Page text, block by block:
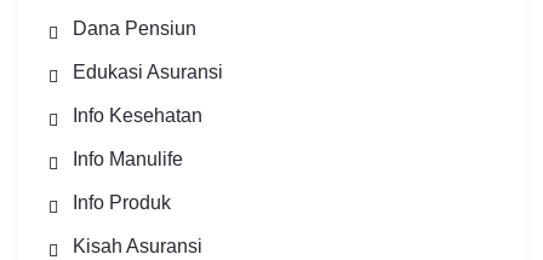
Dana Pensiun
Edukasi Asuransi
Info Kesehatan
Info Manulife
Info Produk
Kisah Asuransi